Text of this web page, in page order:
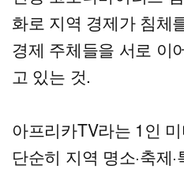
화로 지역 경제가 침체
경제 주체들을 서로 이
고 있는 것.
아프리카TV라는 1인
단순히 지역 명소·축제